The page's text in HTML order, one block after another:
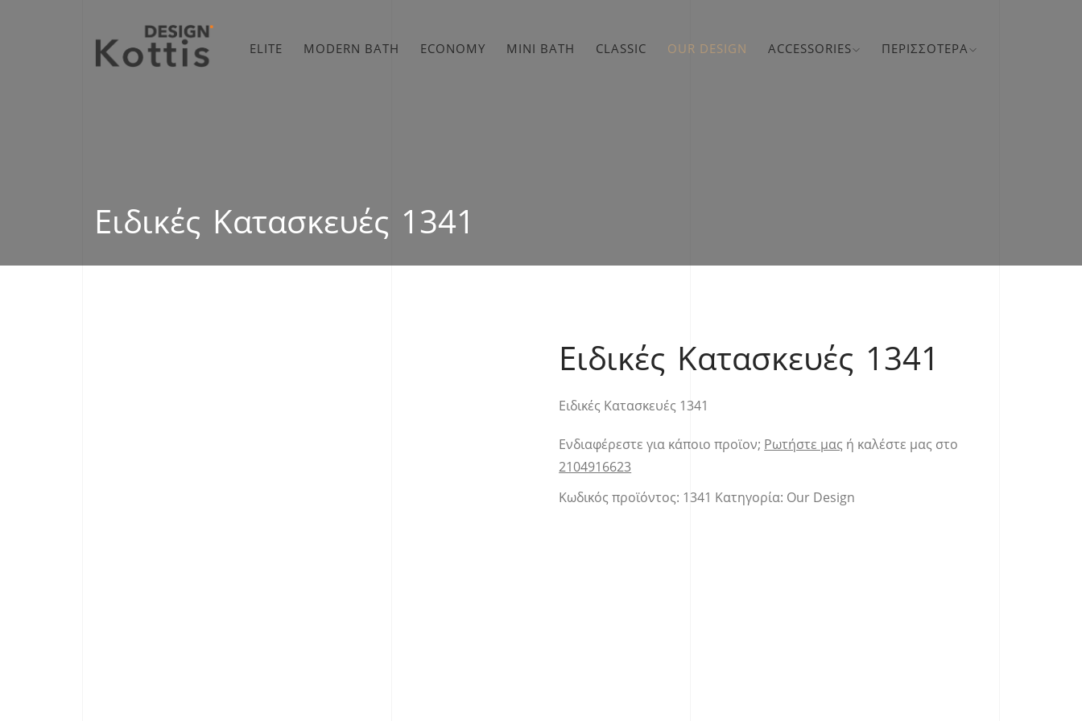
ELITE MODERN BATH ECONOMY MINI BATH CLASSIC OUR DESIGN ACCESSORIES ΠΕΡΙΣΣΌΤΕΡΑ
Ειδικές Κατασκευές 1341
Ειδικές Κατασκευές 1341
Ειδικές Κατασκευές 1341
Ενδιαφέρεστε για κάποιο προϊον; Ρωτήστε μας ή καλέστε μας στο
2104916623
Κωδικός προϊόντος: 1341 Κατηγορία: Our Design